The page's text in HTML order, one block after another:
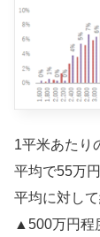
1平米あたり
平均で55万
平均に対し
▲500万円程